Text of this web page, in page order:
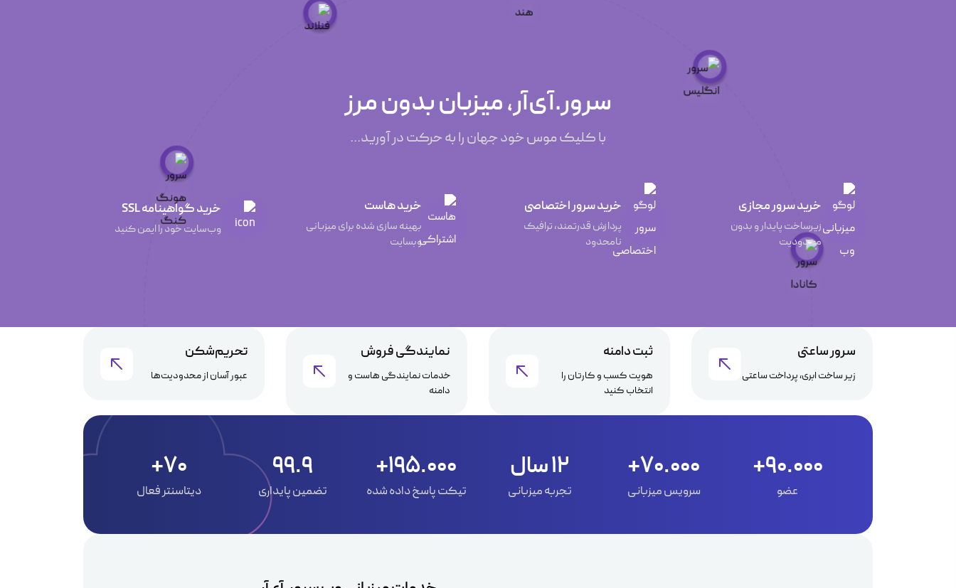
سرور.آی‌آر، میزبان بدون مرز
با کلیک موس خود جهان را به حرکت در آورید...
خرید سرور مجازی
زیرساخت پایدار و بدون
محدودیت
خرید سرور اختصاصی
پردازش قدرتمند، ترافیک
نامحدود
خرید هاست
بهینه سازی شده برای میزبانی
وبسایت
خرید گواهینامه SSL
وب‌سایت خود را ایمن کنید
سرور ساعتی
زیر ساخت ابری، پرداخت ساعتی
ثبت دامنه
هویت کسب و کارتان را
انتخاب کنید
نمایندگی فروش
خدمات نمایندگی هاست و
دامنه
تحریم‌شکن
عبور آسان از محدودیت‌ها
90.000+
عضو
70.000+
سرویس میزبانی
12 سال
تجربه میزبانی
195.000+
تیکت پاسخ داده شده
99.9
تضمین پایداری
70+
دیتاسنتر فعال